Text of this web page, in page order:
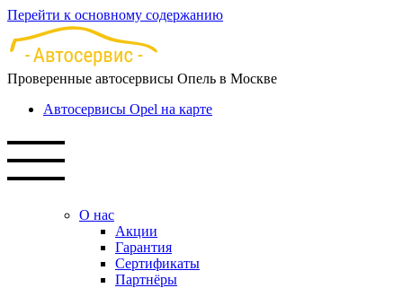
Перейти к основному содержанию
Проверенные автосервисы Опель в Москве
Автосервисы Opel на карте
О нас
Акции
Гарантия
Сертификаты
Партнёры